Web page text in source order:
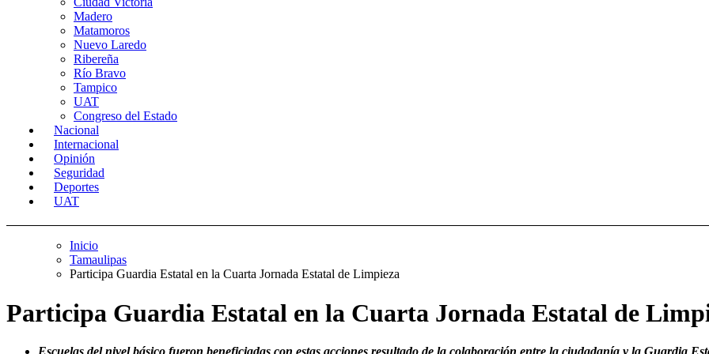
Madero
Matamoros
Nuevo Laredo
Ribereña
Río Bravo
Tampico
UAT
Congreso del Estado
Nacional
Internacional
Opinión
Seguridad
Deportes
UAT
Inicio
Tamaulipas
Participa Guardia Estatal en la Cuarta Jornada Estatal de Limpieza
Participa Guardia Estatal en la Cuarta Jornada Estatal de
Escuelas del nivel básico fueron beneficiadas con estas acciones resultado de la colaboración entre la ciudadanía y la Guardia